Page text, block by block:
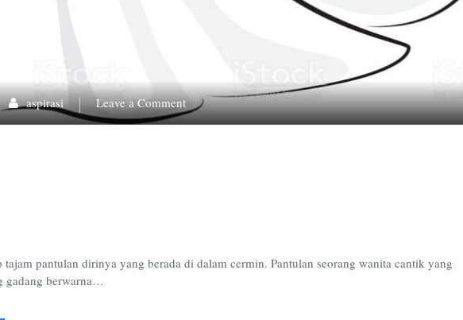
aspirasi Leave a Commenton
Pesimistis
tajam pantulan dirinya yang berada di dalam cermin. Pantulan seorang wanita cantik yang
gadang berwarna…